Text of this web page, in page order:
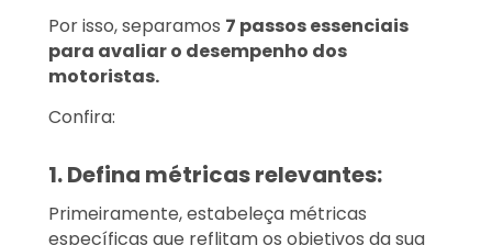
Por isso, separamos 7 passos essenciais
para avaliar o desempenho dos
motoristas.
Confira:
1. Defina métricas relevantes:
Primeiramente, estabeleça métricas
específicas que reflitam os objetivos da sua